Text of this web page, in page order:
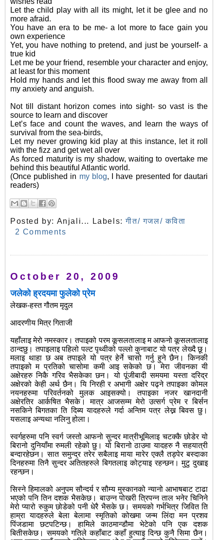
Let the child play with all its might, let it be glee and no
more afraid.
You have an era to be me- a lot more to face gain you
own experience
Yet, you have nothing to pretend, and just be yourself- a
true kid
Let me be your friend, resemble your character and enjoy,
at least for this moment
Hold my hands and let this flood sway me away from all
my anxiety and anguish.
Not till distant horizon comes into sight- so vast is the
source to learn and discover
Let’s face and count the waves, and learn the ways of
survival from the sea-birds,
Let my never growing kid play at this instance, let it roll
with the fizz and get wet all over
As forced maturity is my shadow, waiting to overtake me
behind this beautiful Atlantic world.
(Once published in my blog, I have presented for dautari
readers)
Posted by: Anjali... Labels:गीत/ गजल/ कविता
2 Comments
October 20, 2009
जलेको ह्रदयमा फुलेको प्रेम
लेखक-हस्त गौतम मृदुल
आदरणीय मित्र गिताजी
यहाँलाइ मेरो नमस्कार। तपाइको परम कूसलतालाइ म आफनो कूसलतालाइ
ठान्दछु। तपाइलाइ पहिलो पल्ट पृथ्वीको पल्लो कुनाबाट यो पत्र लेख्दै छू।
मलाइ थाहा छ अब तपाइले यो पत्र हेर्ने चासो गर्नु हुने छैन। किनकी
तपाइको म प्रतिको चासोमा कमी आइ सकेको छ। मेरा जीवनका यी
अक्षेरहरु निकै गरिव भैसकेका छन। यो पूंजीबादी समयमा यस्ता दरिद्र
अक्षेरको केही अर्थ छैन। यि निरही र अभागी अक्षेर पढ्ने तपाइका कोमल
नयनहरुमा परिवर्तनको मुलक आइसक्यो। तपाइका नजर खानदानी
अक्षेरतिर आर्कषित भैसके। मात्र आजसम्म मेरो उत्सर्ग प्रेम र बिर्सन
नसकिने बिगतका ति दिब्य यादहरुले गर्दा अन्तिम पत्र लेख्न बिवस छु।
यसलाइ अन्यथा नलिनु होला।
स्वर्गहरुमा पनि स्वर्ग जस्तो आफनो सुन्दर मात्रीभूमिलाइ चटक्कै छोडेर यो
बिरानो दुनियाँमा रुमली रहेको छु। यो बिरानो ठाउमा यादहरु नै सहयात्री
बन्दारहेछन। सात समुन्द्र तरेर सबैलाइ माया मारेर एक्लै तड्पेर बस्दाका
दिनहरुमा तिनै सुन्दर अतितहरुले बिगतलाइ कोट्याइ रहन्छन। मुटु दुखाइ
रहन्छन।
सिस्ने हिमालको अनुपम सौन्दर्य र सौम्य मुस्कानको न्यानो आभाषबाट टाढा
भएको पनि तिन दशक भैसकेछ। बाउन्न पोखरीत्रिपन्न ताल भनेर चिनिने
मेरो प्यारो रुकुम छोडेको पनी धेरै भैसके छ। समयको गर्भभित्र जिवित ति
हाम्रा यादहरुले बेला बेलामा स्मृतिको कोखमा जन्म लिंदा मन प्रशव
पिंजडामा छटपटिन्छ। हामिले काठमान्डौमा भेटेको पनि एक दशक
बितीसकेछ। समयको गतिले कहाँबाट कहाँ हुत्याइ दिन्छ कुनै सिमा छैन।